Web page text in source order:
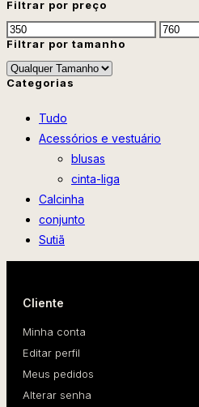
Filtrar por preço
Filtrar por tamanho
Categorias
Tudo
Acessórios e vestuário
blusas
cinta-liga
Calcinha
conjunto
Sutiã
Cliente
Minha conta
Editar perfil
Meus pedidos
Alterar senha